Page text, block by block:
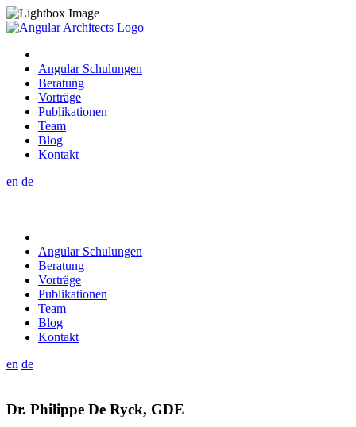
Angular Schulungen
Beratung
Vorträge
Publikationen
Team
Blog
Kontakt
en de
Angular Schulungen
Beratung
Vorträge
Publikationen
Team
Blog
Kontakt
en de
Dr. Philippe De Ryck, GDE